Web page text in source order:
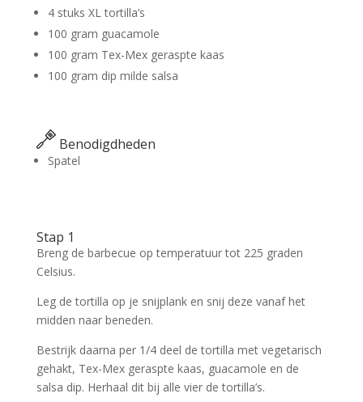
4 stuks XL tortilla’s
100 gram guacamole
100 gram Tex-Mex geraspte kaas
100 gram dip milde salsa
Benodigdheden
Spatel
Stap 1
Breng de barbecue op temperatuur tot 225 graden
Celsius.
Leg de tortilla op je snijplank en snij deze vanaf het
midden naar beneden.
Bestrijk daarna per 1/4 deel de tortilla met vegetarisch
gehakt, Tex-Mex geraspte kaas, guacamole en de
salsa dip. Herhaal dit bij alle vier de tortilla’s.